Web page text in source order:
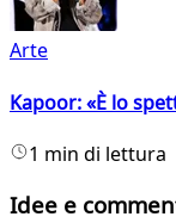
Arte
Kapoor: «È lo
1 min di lettura
Idee e